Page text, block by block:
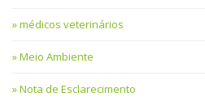
médicos veterinários
Meio Ambiente
Nota de Esclarecimento